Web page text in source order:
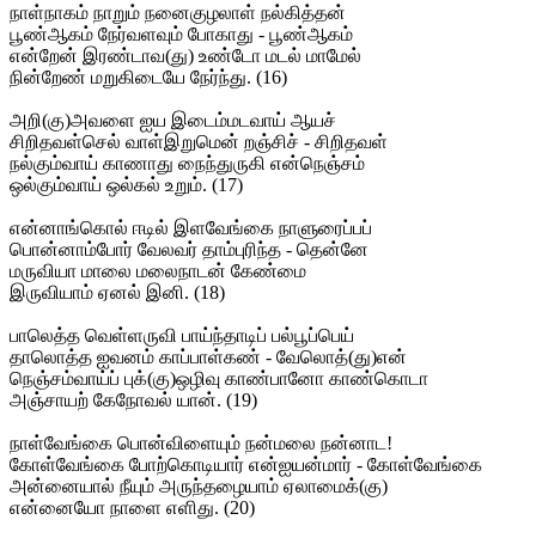
நாள்நாகம் நாறும் நனைகுழலாள் நல்கித்தன்
பூண்ஆகம் நேர்வளவும் போகாது - பூண்ஆகம்
என்றேன் இரண்டாவ(து) உண்டோ மடல் மாமேல்
நின்றேண் மறுகிடையே நேர்ந்து. (16)
அறி(கு)அவளை ஐய இடைம்மடவாய் ஆயச்
சிறிதவள்செல் வாள்இறுமென் றஞ்சிச் - சிறிதவள்
நல்கும்வாய் காணாது நைந்துருகி என்நெஞ்சம்
ஒல்கும்வாய் ஒல்கல் உறும். (17)
என்னாங்கொல் ஈடில் இளவேங்கை நாளுரைப்பப்
பொன்னாம்போர் வேலவர் தாம்புரிந்த - தென்னே
மருவியா மாலை மலைநாடன் கேண்மை
இருவியாம் ஏனல் இனி. (18)
பாலெத்த வெள்ளருவி பாய்ந்தாடிப் பல்பூப்பெய்
தாலொத்த ஐவனம் காப்பாள்கண் - வேலொத்(து)என்
நெஞ்சம்வாய்ப் புக்(கு)ஒழிவு காண்பானோ காண்கொடா
அஞ்சாயற் கேநோவல் யான். (19)
நாள்வேங்கை பொன்விளையும் நன்மலை நன்னாட!
கோள்வேங்கை போற்கொடியார் என்ஐயன்மார் - கோள்வேங்கை
அன்னையால் நீயும் அருந்தழையாம் ஏலாமைக்(கு)
என்னையோ நாளை எளிது. (20)